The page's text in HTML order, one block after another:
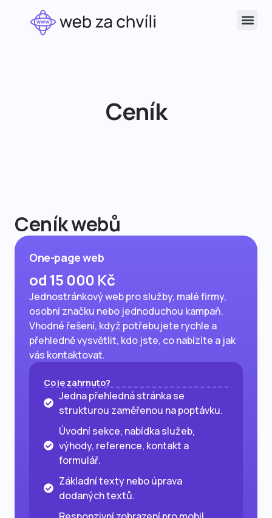
Ceník
Ceník webů
One-page web
od 15 000 Kč
Jednostránkový web pro služby, malé firmy,
osobní značku nebo jednoduchou kampaň.
Vhodné řešení, když potřebujete rychle a
přehledně vysvětlit, kdo jste, co nabízíte a jak
vás kontaktovat.
Co je zahrnuto?
Jedna přehledná stránka se
strukturou zaměřenou na poptávku.
Úvodní sekce, nabídka služeb,
výhody, reference, kontakt a
formulář.
Základní texty nebo úprava
dodaných textů.